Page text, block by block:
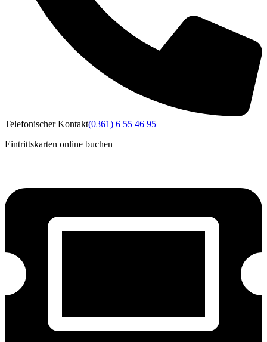
Telefonischer Kontakt(0361) 6 55 46 95
Eintrittskarten online buchen